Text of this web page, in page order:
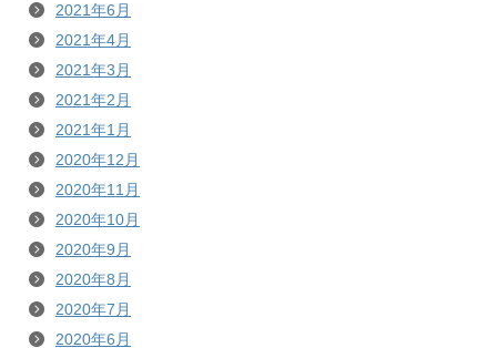
2021年6月
2021年4月
2021年3月
2021年2月
2021年1月
2020年12月
2020年11月
2020年10月
2020年9月
2020年8月
2020年7月
2020年6月